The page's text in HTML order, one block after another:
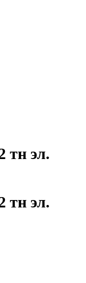
тн эл.
тн эл.